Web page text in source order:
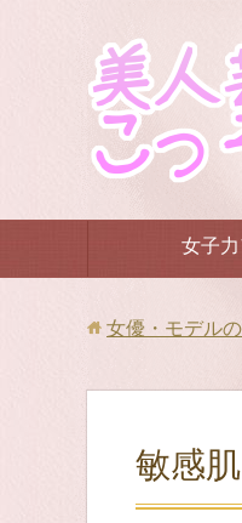
女子
女優・モデル
敏感